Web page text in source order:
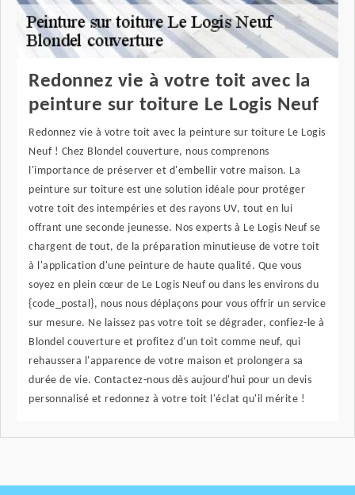
Redonnez vie à votre toit avec la
peinture sur toiture Le Logis Neuf
Redonnez vie à votre toit avec la peinture sur toiture Le Logis
Neuf ! Chez Blondel couverture, nous comprenons
l'importance de préserver et d'embellir votre maison. La
peinture sur toiture est une solution idéale pour protéger
votre toit des intempéries et des rayons UV, tout en lui
offrant une seconde jeunesse. Nos experts à Le Logis Neuf se
chargent de tout, de la préparation minutieuse de votre toit
à l'application d'une peinture de haute qualité. Que vous
soyez en plein cœur de Le Logis Neuf ou dans les environs du
{code_postal}, nous nous déplaçons pour vous offrir un service
sur mesure. Ne laissez pas votre toit se dégrader, confiez-le à
Blondel couverture et profitez d'un toit comme neuf, qui
rehaussera l'apparence de votre maison et prolongera sa
durée de vie. Contactez-nous dès aujourd'hui pour un devis
personnalisé et redonnez à votre toit l'éclat qu'il mérite !